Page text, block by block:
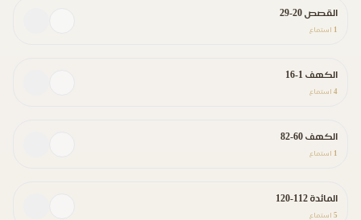
القصص 20-29
1 استماع
الكهف 1-16
4 استماع
الكهف 60-82
1 استماع
المائدة 112-120
5 استماع